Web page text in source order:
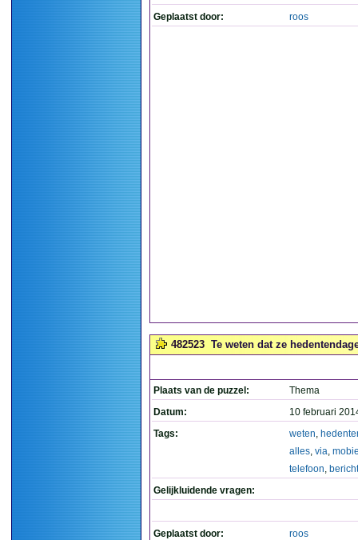
Geplaatst door: roos
482523 Te weten dat ze
Plaats van de puzzel:
Thema
Datum:
10 februari
Tags:
weten,
alles, via,
telefoon,
Gelijkluidende vragen:
Geplaatst door: roos